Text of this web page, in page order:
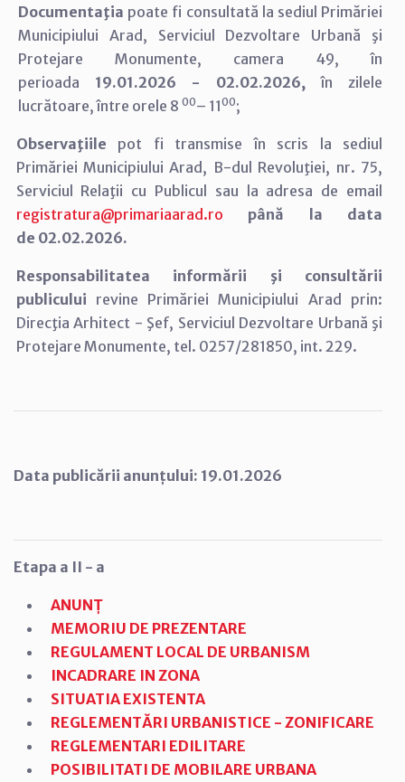
Documentaţia poate fi consultată la sediul Primăriei
Municipiului Arad,
Serviciul Dezvoltare Urbană şi
Protejare Monumente, camera 49, în
perioada 19.01.2026 - 02.02.2026,în zilele
lucrătoare, între orele 800– 1100;
Observaţiile pot fi transmise în scris la sediul
Primăriei Municipiului Arad, B-dul Revoluţiei, nr. 75,
Serviciul Relaţii cu Publicul sau la adresa de email
registratura@primariaarad.ro
până la data
de 02.02.2026.
Responsabilitatea informării şi consultării
publicului revine Primăriei Municipiului Arad prin:
Direcţia Arhitect - Şef, Serviciul Dezvoltare Urbană şi
Protejare Monumente, tel. 0257/281850, int. 229.
Data publicării anunțului: 19.01.2026
Etapa a II - a
ANUNȚ
MEMORIU DE PREZENTARE
REGULAMENT LOCAL DE URBANISM
INCADRARE IN ZONA
SITUATIA EXISTENTA
REGLEMENTĂRI URBANISTICE - ZONIFICARE
REGLEMENTARI EDILITARE
POSIBILITATI DE MOBILARE URBANA